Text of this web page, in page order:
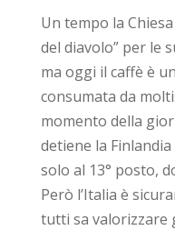
Un tempo la
del diavolo” per le
ma oggi il caffè è
consumata da
momento della
detiene la
solo al 13° posto,
Però l’Italia è
tutti sa valorizzare